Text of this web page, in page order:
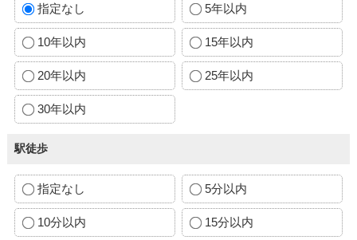
指定なし 5年以内
10年以内 15年以内
20年以内 25年以内
30年以内
駅徒歩
指定なし 5分以内
10分以内 15分以内